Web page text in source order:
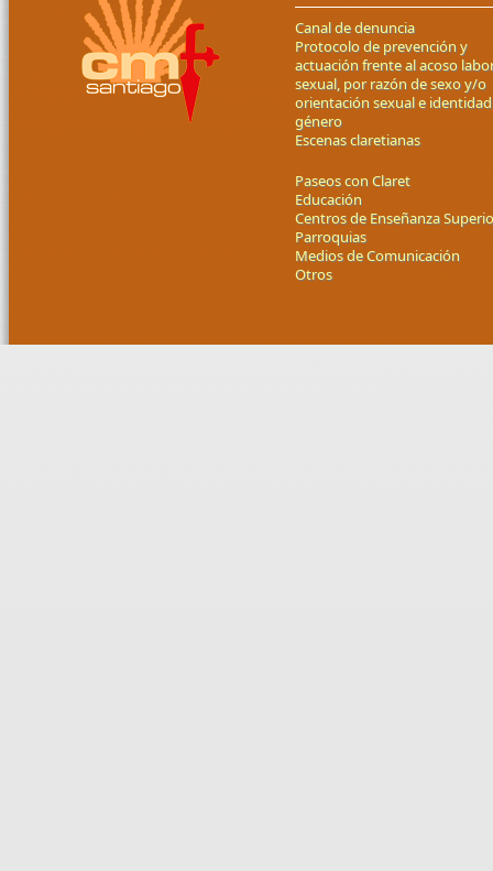
Canal de denuncia
Protocolo de prevención y
actuación frente al acoso
sexual, por razón de sexo y/o
orientación sexual e
género
Escenas claretianas
Paseos con Claret
Educación
Centros de Enseñanza
Parroquias
Medios de Comunicación
Otros